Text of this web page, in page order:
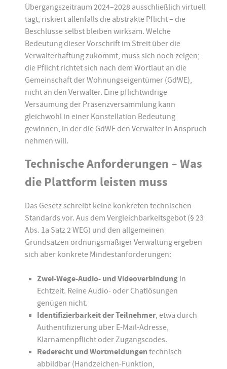
Übergangszeitraum 2024–2028 ausschließlich virtuell
tagt, riskiert allenfalls die abstrakte Pflicht – die
Beschlüsse selbst bleiben wirksam. Welche
Bedeutung dieser Vorschrift im Streit über die
Verwalterhaftung zukommt, muss sich noch zeigen;
die Pflicht richtet sich nach dem Wortlaut an die
Gemeinschaft der Wohnungseigentümer (GdWE),
nicht an den Verwalter. Eine pflichtwidrige
Versäumung der Präsenzversammlung kann
gleichwohl in einer Konstellation Bedeutung
gewinnen, in der die GdWE den Verwalter in Anspruch
nehmen will.
Technische Anforderungen – Was
die Plattform leisten muss
Das Gesetz schreibt keine konkreten technischen
Standards vor. Aus dem Vergleichbarkeitsgebot (§ 23
Abs. 1a Satz 2 WEG) und den allgemeinen
Grundsätzen ordnungsmäßiger Verwaltung ergeben
sich aber konkrete Mindestanforderungen:
Zwei-Wege-Audio- und Videoverbindung in
Echtzeit. Reine Audio- oder Chatlösungen
genügen nicht.
Identifizierbarkeit der Teilnehmer, etwa durch
Authentifizierung über E-Mail-Adresse,
Klarnamenpflicht oder Zugangscodes.
Rederecht und Wortmeldungentechnisch
abbildbar (Handzeichen-Funktion,